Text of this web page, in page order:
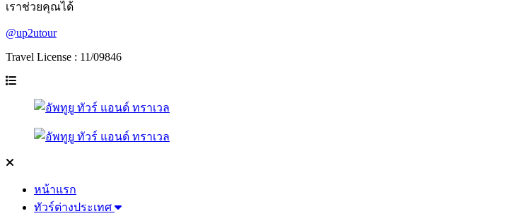
เราช่วยคุณได้
@up2utour
Travel License : 11/09846
หน้าแรก
ทัวร์ต่างประเทศ